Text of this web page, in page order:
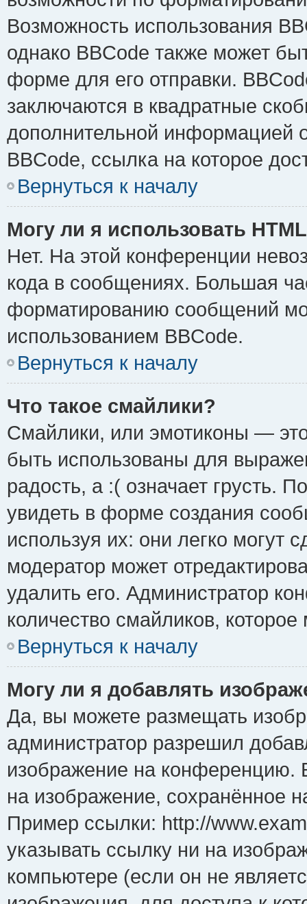
Возможность использования
однако BBCode также может
форме для его отправки.
заключаются в квадратные
дополнительной информацией
BBCode, ссылка на которое
Вернуться к началу
Могу ли я использовать
Нет. На этой конференции
кода в сообщениях. Большая
форматированию сообщений
использованием BBCode.
Вернуться к началу
Что такое смайлики?
Смайлики, или эмотиконы —
быть использованы для
радость, а :( означает грусть.
увидеть в форме создания
используя их: они легко могут
модератор может
удалить его. Администратор
количество смайликов,
Вернуться к началу
Могу ли я добавлять
Да, вы можете размещать
администратор разрешил
изображение на конференцию.
на изображение, сохранённое
Пример ссылки: http://
указывать ссылку ни на
компьютере (если он не